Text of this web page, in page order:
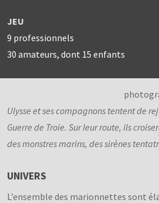
JEU
9 professionnels
30 amateurs, dont 15 enfants
Ulysse et ses compagnons tentent de
Guerre de Troie. Sur leur route, ils
des monstres marins, des sirènes
UNIVERS
L’ensemble des marionnettes sont